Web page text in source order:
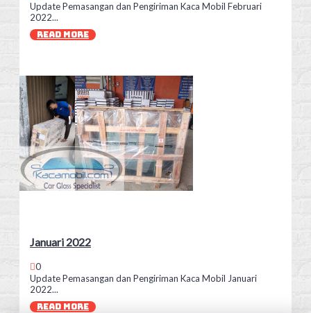
Update Pemasangan dan Pengiriman Kaca Mobil Februari
2022...
READ MORE
Januari 2022
0
Update Pemasangan dan Pengiriman Kaca Mobil Januari
2022...
READ MORE